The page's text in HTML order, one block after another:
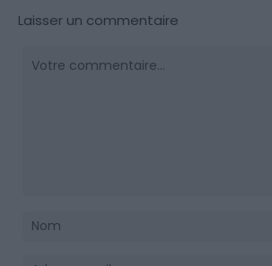
Laisser un commentaire